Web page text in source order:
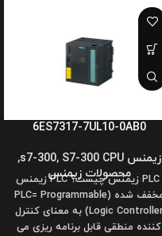
6ES7317-7UL10-0AB0
زیمنس s7-300 , S7-300 CPU
,
محصولات زیمنسPLC زیمنس چیست؟ PLC زیمنس
مخفف شده (PLC= Programmable
Logic Controller) به معنای کنترل
کننده منطقی قابل برنامه ریزی می